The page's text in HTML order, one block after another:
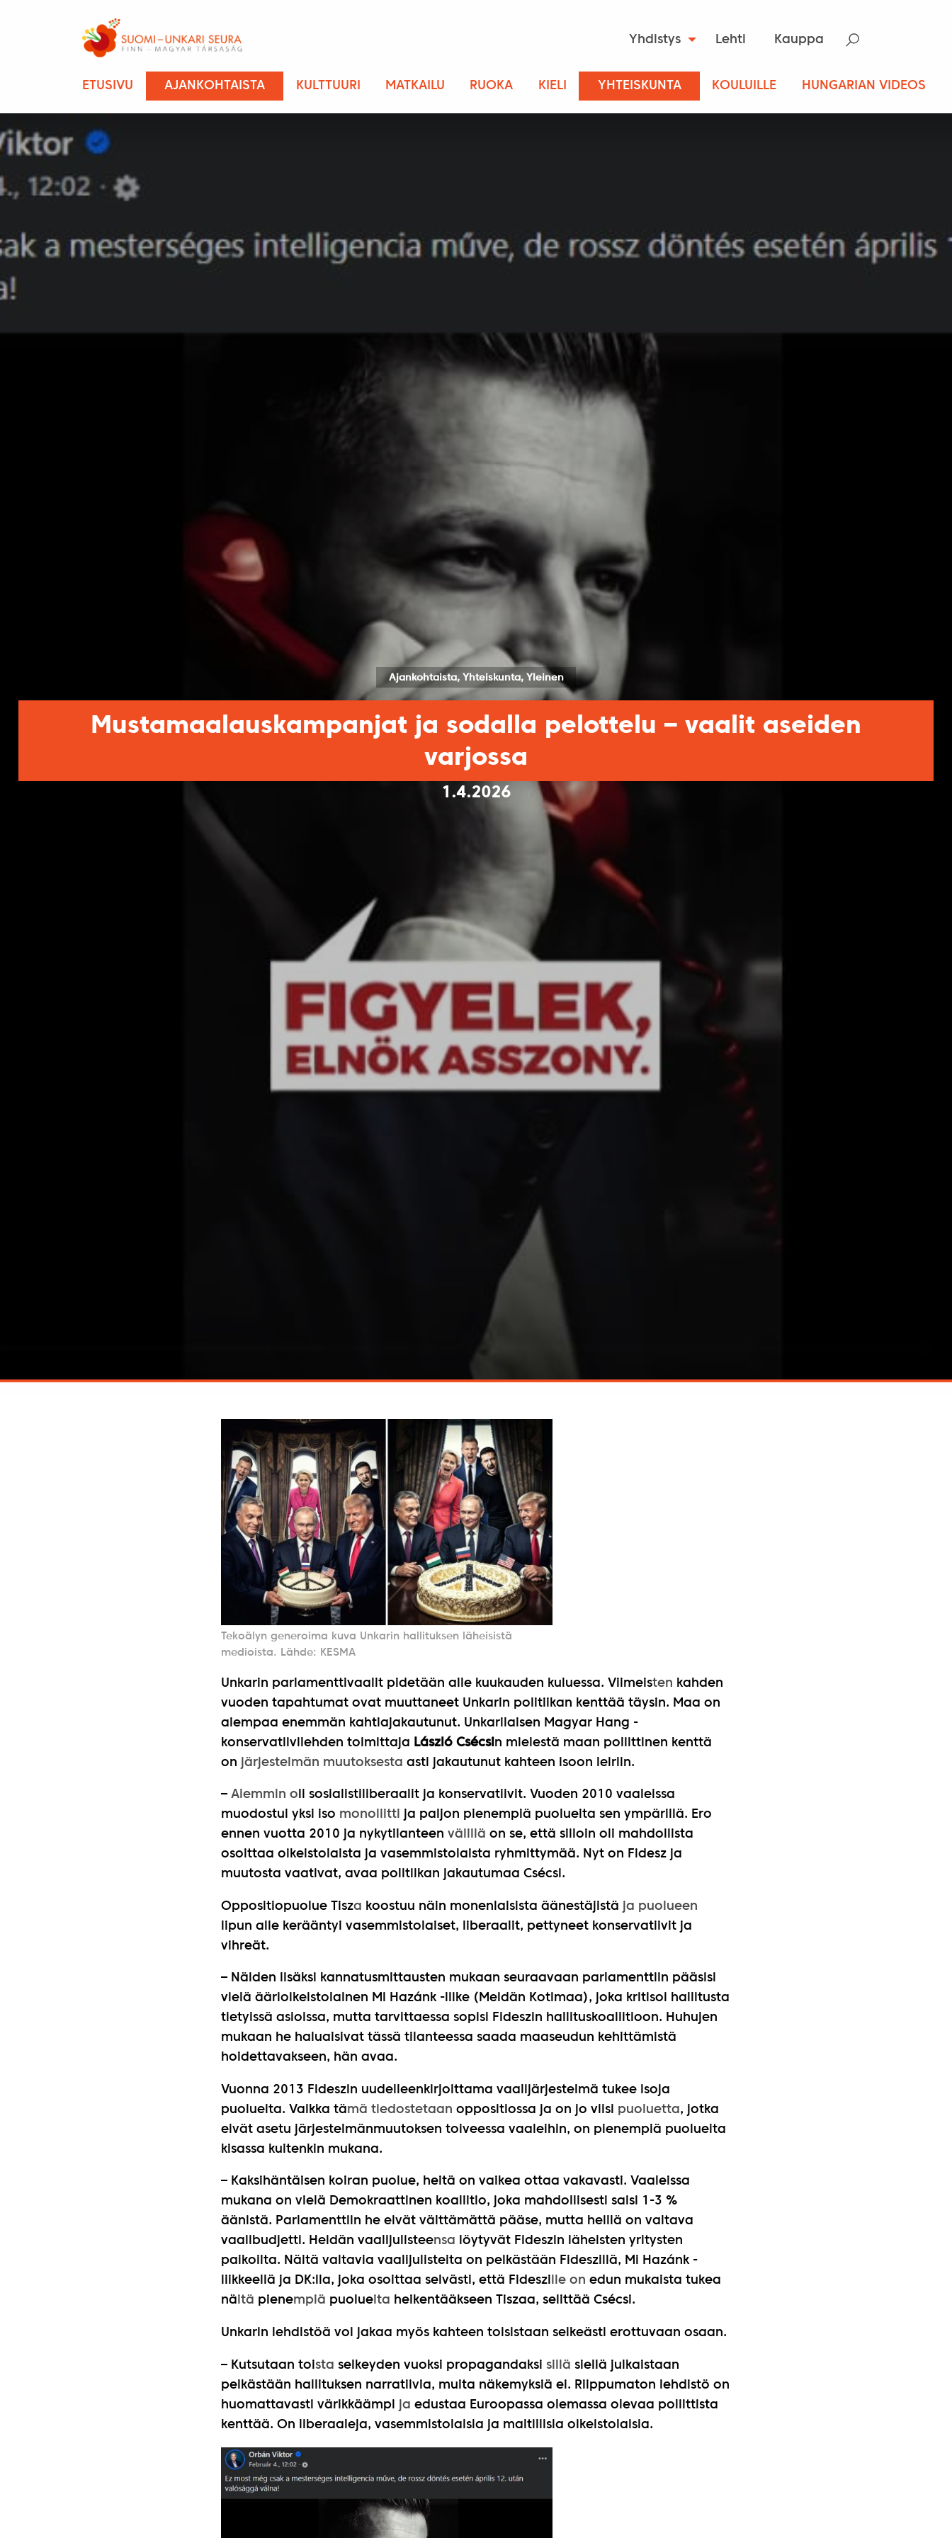
Yhdistys Lehti Kauppa
ETUSIVU AJANKOHTAISTA KULTTUURI MATKAILU RUOKA KIELI YHTEISKUNTA KOULUILLE HUNGARIAN VIDEOS
Ajankohtaista, Yhteiskunta, Yleinen
Mustamaalauskampanjat ja sodalla pelottelu – vaalit aseiden
varjossa
1.4.2026
Tekoälyn generoima kuva Unkarin hallituksen läheisistä
medioista. Lähde: KESMA
Unkarin parlamenttivaalit pidetään alle kuukauden kuluessa. Viimeisten kahden
vuoden tapahtumat ovat muuttaneet Unkarin politiikan kenttää täysin. Maa on
aiempaa enemmän kahtiajakautunut. Unkarilaisen Magyar Hang -
konservatiivilehden toimittaja László Csécsi n mielestä maan poliittinen kenttä
on järjestelmän muutoksesta asti jakautunut kahteen isoon leiriin.
– Aiemmin o li sosialistiliberaalit ja konservatiivit. Vuoden 2010 vaaleissa
muodostui yksi iso monoliitti ja paljon pienempiä puolueita sen ympärillä. Ero
ennen vuotta 2010 ja nykytilanteen välillä on se, että silloin oli mahdollista
osoittaa oikeistolaista ja vasemmistolaista ryhmittymää. Nyt on Fidesz ja
muutosta vaativat, avaa politiikan jakautumaa Csécsi.
Oppositiopuolue Tisza koostuu näin monenlaisista äänestäjistä ja puolueen
lipun alle kerääntyi vasemmistolaiset, liberaalit, pettyneet konservatiivit ja
vihreät.
– Näiden lisäksi kannatusmittausten mukaan seuraavaan parlamenttiin pääsisi
vielä äärioikeistolainen Mi Hazánk -liike (Meidän Kotimaa), joka kritisoi hallitusta
tietyissä asioissa, mutta tarvittaessa sopisi Fideszin hallituskoaliitioon. Huhujen
mukaan he haluaisivat tässä tilanteessa saada maaseudun kehittämistä
hoidettavakseen, hän avaa.
Vuonna 2013 Fideszin uudelleenkirjoittama vaalijärjestelmä tukee isoja
puolueita. Vaikka tämä tiedostetaan oppositiossa ja on jo viisi puoluetta, jotka
eivät asetu järjestelmänmuutoksen toiveessa vaaleihin, on pienempiä puolueita
kisassa kuitenkin mukana.
– Kaksihäntäisen koiran puolue, heitä on vaikea ottaa vakavasti. Vaaleissa
mukana on vielä Demokraattinen koaliitio, joka mahdollisesti saisi 1-3 %
äänistä. Parlamenttiin he eivät välttämättä pääse, mutta heillä on valtava
vaalibudjetti. Heidän vaalijulisteensa löytyvät Fideszin läheisten yritysten
paikoilta. Näitä valtavia vaalijulisteita on pelkästään Fideszillä, Mi Hazánk -
liikkeellä ja DK:lla, joka osoittaa selvästi, että Fideszille on edun mukaista tukea
näitä pienempiä puolueita heikentääkseen Tiszaa, selittää Csécsi.
Unkarin lehdistöä voi jakaa myös kahteen toisistaan selkeästi erottuvaan osaan.
– Kutsutaan toista selkeyden vuoksi propagandaksi sillä siellä julkaistaan
pelkästään hallituksen narratiivia, muita näkemyksiä ei. Riippumaton lehdistö on
huomattavasti värikkäämpi ja edustaa Euroopassa olemassa olevaa poliittista
kenttää. On liberaaleja, vasemmistolaisia ja maltillisia oikeistolaisia.